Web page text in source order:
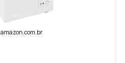
amazon.com.br